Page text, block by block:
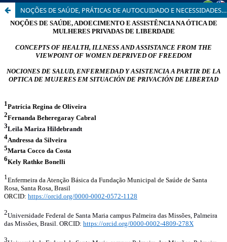
NOÇÕES DE SAÚDE, PRÁTICAS DE AUTOCUIDADO E NECESSIDADES DE SAÚDE MULHERES PRIVADAS DE LIBERDADE